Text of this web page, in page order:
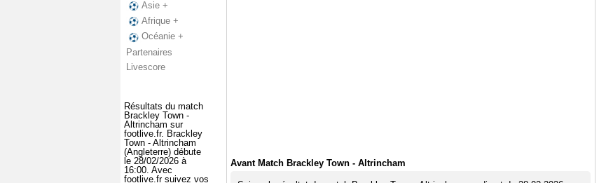
Asie +
Afrique +
Océanie +
Partenaires
Livescore
Résultats du match
Brackley Town -
Altrincham sur
footlive.fr. Brackley
Town - Altrincham
(Angleterre) débute
le 28/02/2026 à
16:00. Avec
footlive.fr suivez vos
Avant Match Brackley Town - Altrincham